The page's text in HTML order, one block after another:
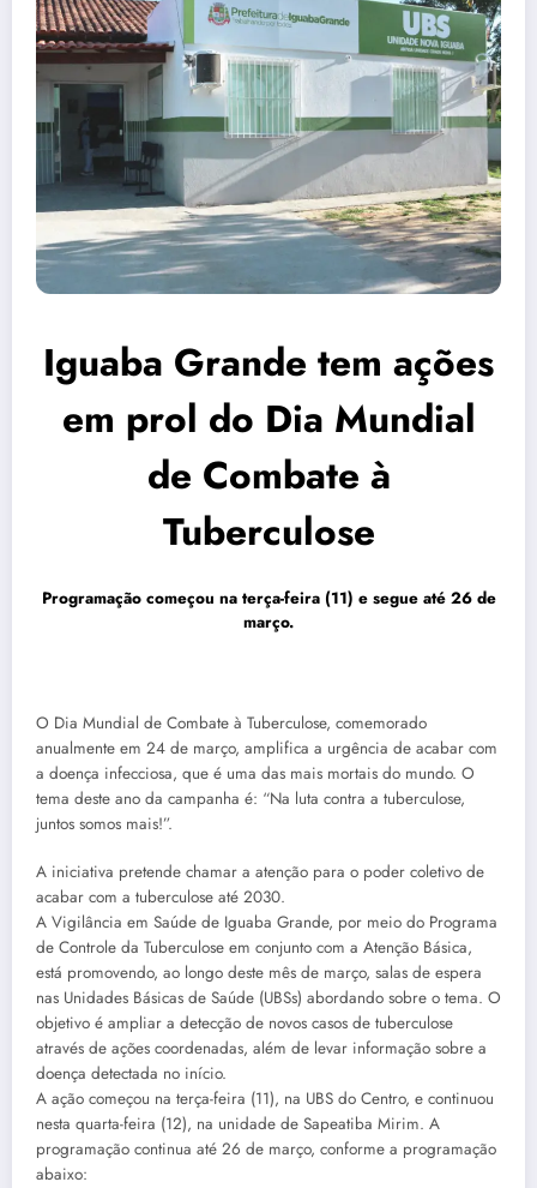
Iguaba Grande tem ações
em prol do Dia Mundial
de Combate à
Tuberculose
Programação começou na terça-feira (11) e segue até 26 de
março.
O Dia Mundial de Combate à Tuberculose, comemorado
anualmente em 24 de março, amplifica a urgência de acabar com
a doença infecciosa, que é uma das mais mortais do mundo. O
tema deste ano da campanha é: “Na luta contra a tuberculose,
juntos somos mais!”.
A iniciativa pretende chamar a atenção para o poder coletivo de
acabar com a tuberculose até 2030.
A Vigilância em Saúde de Iguaba Grande, por meio do Programa
de Controle da Tuberculose em conjunto com a Atenção Básica,
está promovendo, ao longo deste mês de março, salas de espera
nas Unidades Básicas de Saúde (UBSs) abordando sobre o tema. O
objetivo é ampliar a detecção de novos casos de tuberculose
através de ações coordenadas, além de levar informação sobre a
doença detectada no início.
A ação começou na terça-feira (11), na UBS do Centro, e continuou
nesta quarta-feira (12), na unidade de Sapeatiba Mirim. A
programação continua até 26 de março, conforme a programação
abaixo: